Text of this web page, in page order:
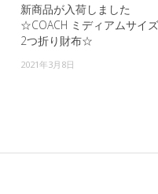
新商品が入荷しました
☆COACH ミディアムサイ
2つ折り財布☆
2021年3月8日